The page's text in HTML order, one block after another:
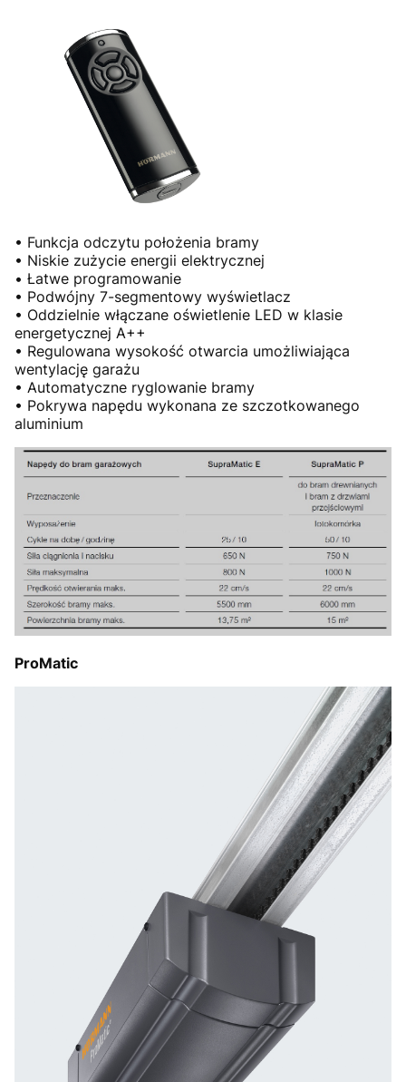
• Funkcja odczytu położenia bramy
• Niskie zużycie energii elektrycznej
• Łatwe programowanie
• Podwójny 7-segmentowy wyświetlacz
• Oddzielnie włączane oświetlenie LED w klasie
energetycznej A++
• Regulowana wysokość otwarcia umożliwiająca
wentylację garażu
• Automatyczne ryglowanie bramy
• Pokrywa napędu wykonana ze szczotkowanego
aluminium
ProMatic